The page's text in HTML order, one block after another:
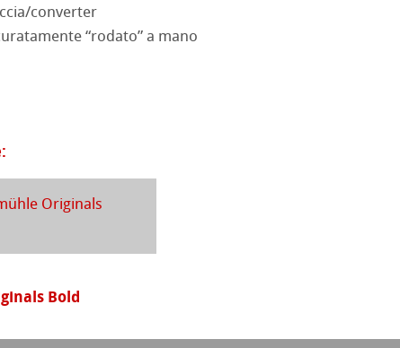
Classiciconverter
“rodato” a mano
Originals
Bold